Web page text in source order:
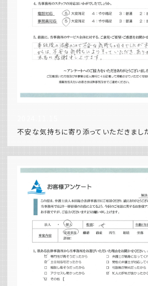
不安な気持ちに寄り添っていただきまし